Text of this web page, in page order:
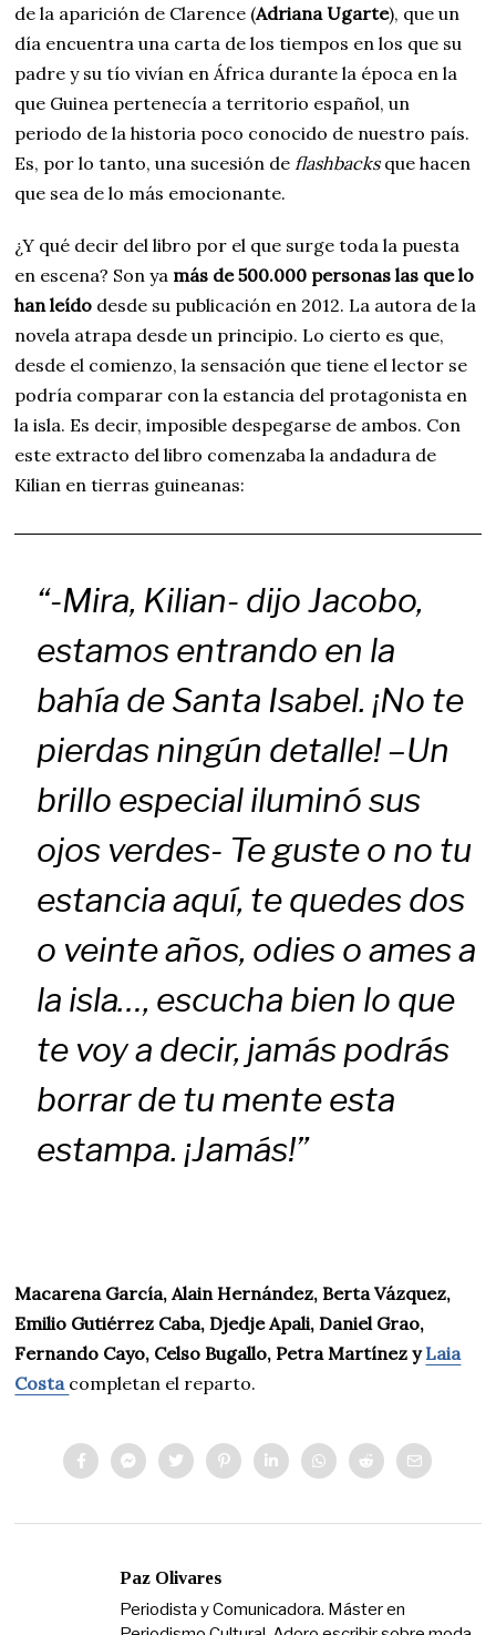
de la aparición de Clarence (Adriana Ugarte), que un
día encuentra una carta de los tiempos en los que su
padre y su tío vivían en África durante la época en la
que Guinea pertenecía a territorio español, un
periodo de la historia poco conocido de nuestro país.
Es, por lo tanto, una sucesión de flashbacksque hacen
que sea de lo más emocionante.
¿Y qué decir del libro por el que surge toda la puesta
en escena? Son ya más de 500.000 personas las que lo
han leído desde su publicación en 2012. La autora de la
novela atrapa desde un principio. Lo cierto es que,
desde el comienzo, la sensación que tiene el lector se
podría comparar con la estancia del protagonista en
la isla. Es decir, imposible despegarse de ambos. Con
este extracto del libro comenzaba la andadura de
Kilian en tierras guineanas:
“-Mira, Kilian- dijo Jacobo,
estamos entrando en la
bahía de Santa Isabel. ¡No te
pierdas ningún detalle! –Un
brillo especial iluminó sus
ojos verdes- Te guste o no tu
estancia aquí, te quedes dos
o veinte años, odies o ames a
la isla…, escucha bien lo que
te voy a decir, jamás podrás
borrar de tu mente esta
estampa. ¡Jamás!”
Macarena García, Alain Hernández, Berta Vázquez,
Emilio Gutiérrez Caba, Djedje Apali, Daniel Grao,
Fernando Cayo, Celso Bugallo, Petra Martínez yLaia
Costa completan el reparto.
Paz Olivares
Periodista y Comunicadora. Máster en